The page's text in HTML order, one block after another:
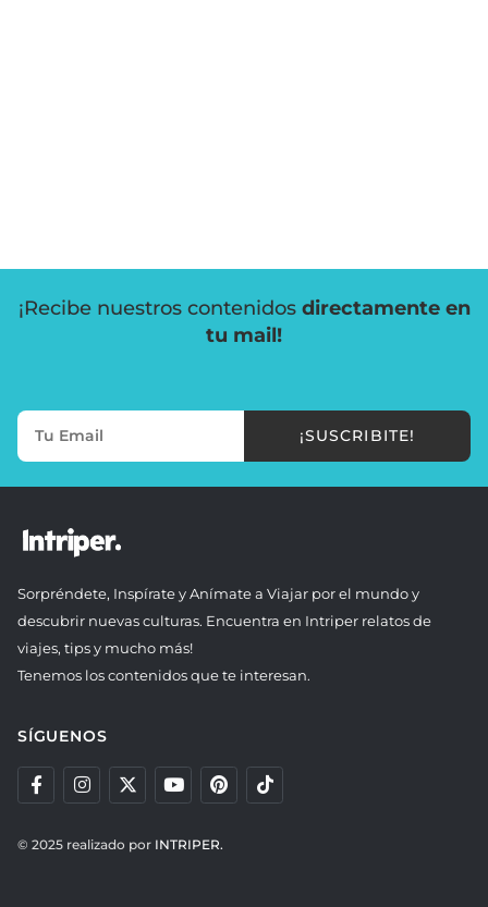
¡Recibe nuestros contenidos directamente en
tu mail!
¡SUSCRIBITE!
Sorpréndete, Inspírate y Anímate a Viajar por el mundo y
descubrir nuevas culturas. Encuentra en Intriper relatos de
viajes, tips y mucho más!
Tenemos los contenidos que te interesan.
SÍGUENOS
© 2025 realizado por INTRIPER.